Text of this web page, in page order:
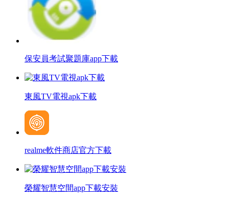
保安員考試聚題庫app下載
東風TV電視apk下載
realme軟件商店官方下載
榮耀智慧空間app下載安裝